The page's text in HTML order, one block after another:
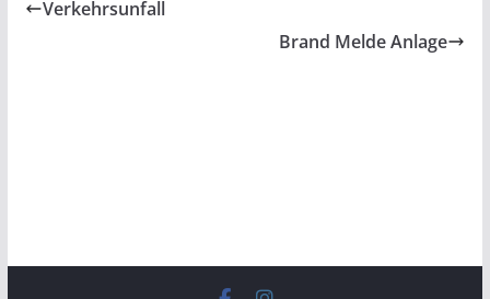
Verkehrsunfall
Brand Melde Anlage